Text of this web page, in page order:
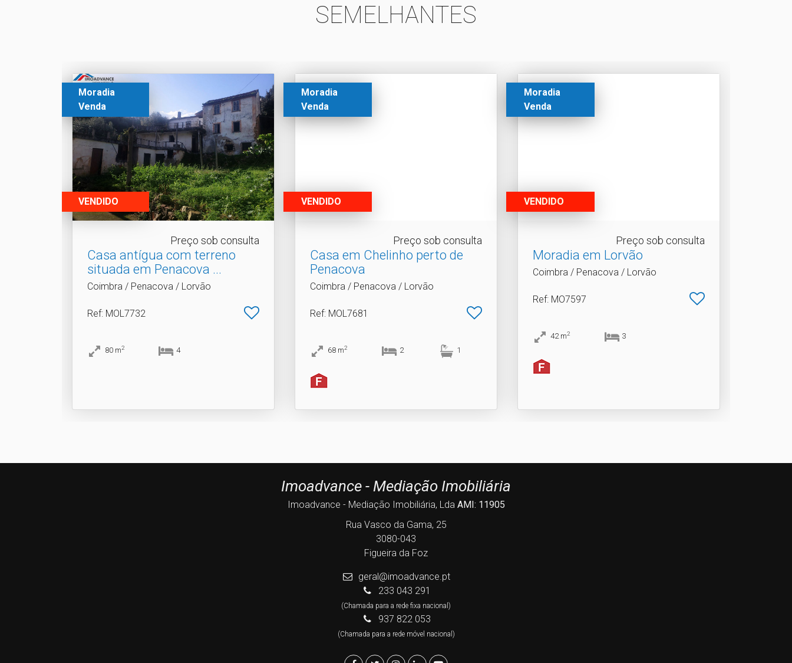
SEMELHANTES
Moradia
Venda
VENDIDO
Preço sob consulta
Casa antígua com terreno
situada em Penacova .​..
Coimbra / Penacova / Lorvão
Ref: MOL7732
80 m2 4
Moradia
Venda
VENDIDO
Preço sob consulta
Casa em Chelinho perto de
Penacova
Coimbra / Penacova / Lorvão
Ref: MOL7681
68 m2 2 1
Moradia
Venda
VENDIDO
Preço sob consulta
Moradia em Lorvão
Coimbra / Penacova / Lorvão
Ref: MO7597
42 m2 3
Imoadvance - Mediação Imobiliária
Imoadvance - Mediação Imobiliária, Lda AMI: 11905
Rua Vasco da Gama, 25
3080-043
Figueira da Foz
geral@imoadvance.pt
233 043 291
(Chamada para a rede fixa nacional)
937 822 053
(Chamada para a rede móvel nacional)